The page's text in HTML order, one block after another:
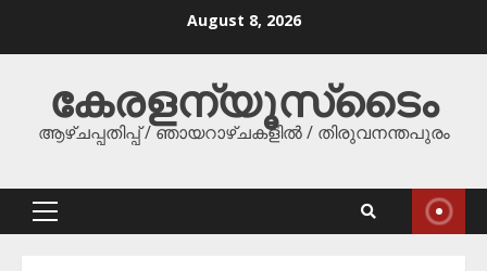
August 8, 2026
കേരളന്യൂസ്‌ടൈം
ആഴ്ചപ്പതിപ്പ് / ഞായറാഴ്ചകളിൽ / തിരുവനന്തപുരം
Primary